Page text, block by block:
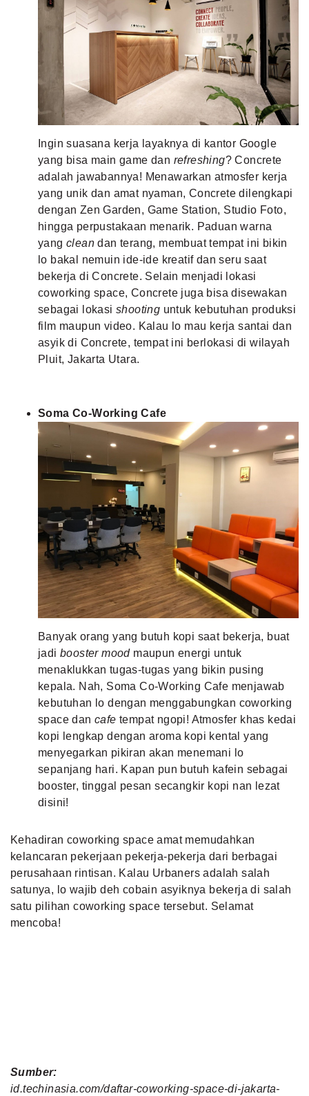
Ingin suasana kerja layaknya di kantor Google
yang bisa main game dan refreshing? Concrete
adalah jawabannya! Menawarkan atmosfer kerja
yang unik dan amat nyaman, Concrete dilengkapi
dengan Zen Garden, Game Station, Studio Foto,
hingga perpustakaan menarik. Paduan warna
yang clean dan terang, membuat tempat ini bikin
lo bakal nemuin ide-ide kreatif dan seru saat
bekerja di Concrete. Selain menjadi lokasi
coworking space, Concrete juga bisa disewakan
sebagai lokasishooting untuk kebutuhan produksi
film maupun video. Kalau lo mau kerja santai dan
asyik di Concrete, tempat ini berlokasi di wilayah
Pluit, Jakarta Utara.
Soma Co-Working Cafe
Banyak orang yang butuh kopi saat bekerja, buat
jadi booster moodmaupun energi untuk
menaklukkan tugas-tugas yang bikin pusing
kepala. Nah, Soma Co-Working Cafe menjawab
kebutuhan lo dengan menggabungkan coworking
space dancafe tempat ngopi! Atmosfer khas kedai
kopi lengkap dengan aroma kopi kental yang
menyegarkan pikiran akan menemani lo
sepanjang hari. Kapan pun butuh kafein sebagai
booster, tinggal pesan secangkir kopi nan lezat
disini!
Kehadiran coworking space amat memudahkan
kelancaran pekerjaan pekerja-pekerja dari berbagai
perusahaan rintisan. Kalau Urbaners adalah salah
satunya, lo wajib deh cobain asyiknya bekerja di salah
satu pilihan coworking space tersebut. Selamat
mencoba!
Sumber:
id.techinasia.com/daftar-coworking-space-di-jakarta-